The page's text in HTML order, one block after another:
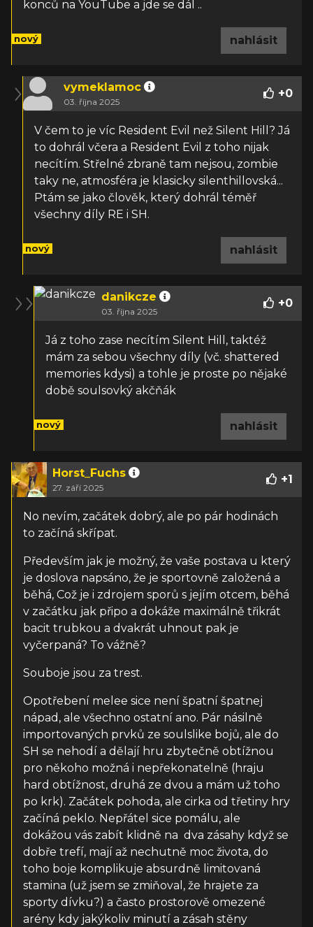
konců na YouTube a jde se dál ..
nový nahlásit
vymeklamoc
03. října 2025
+0
V čem to je víc Resident Evil než Silent Hill? Já
to dohrál včera a Resident Evil z toho nijak
necítím. Střelné zbraně tam nejsou, zombie
taky ne, atmosféra je klasicky silenthillovská...
Ptám se jako člověk, který dohrál téměř
všechny díly RE i SH.
nový nahlásit
danikcze
03. října 2025
+0
Já z toho zase necítím Silent Hill, taktéž
mám za sebou všechny díly (vč. shattered
memories kdysi) a tohle je proste po nějaké
době soulsovký akčňák
nový nahlásit
Horst_Fuchs
27. září 2025
+1
No nevím, začátek dobrý, ale po pár hodinách
to začíná skřípat.
Především jak je možný, že vaše postava u který
je doslova napsáno, že je sportovně založená a
běhá, Což je i zdrojem sporů s jejím otcem, běhá
v začátku jak připo a dokáže maximálně třikrát
bacit trubkou a dvakrát uhnout pak je
vyčerpaná? To vážně?
Souboje jsou za trest.
Opotřebení melee sice není špatní špatnej
nápad, ale všechno ostatní ano. Pár násilně
importovaných prvků ze soulslike bojů, ale do
SH se nehodí a dělají hru zbytečně obtížnou
pro někoho možná i nepřekonatelně (hraju
hard obtížnost, druhá ze dvou a mám už toho
po krk). Začátek pohoda, ale cirka od třetiny hry
začíná peklo. Nepřátel sice pomálu, ale
dokážou vás zabít klidně na dva zásahy když se
dobře trefí, mají až nechutně moc života, do
toho boje komplikuje absurdně limitovaná
stamina (už jsem se zmiňoval, že hrajete za
sporty dívku?) a často prostorově omezené
arény kdy jakýkoliv minutí a zásah stěny